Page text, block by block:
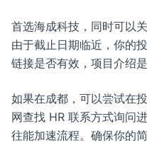
首选海成科技，同时可以
由于截止日期临近，你的
链接是否有效，项目介绍是
如果在成都，可以尝试在
网查找 HR 联系方式询问
往能加速流程。确保你的